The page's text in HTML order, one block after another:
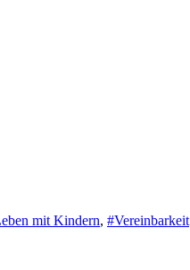
mit Kindern, #Vereinbarkeit